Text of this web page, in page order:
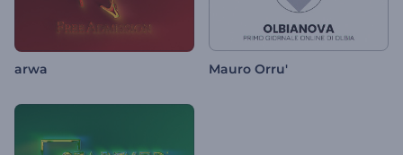
arwa Mauro Orru'